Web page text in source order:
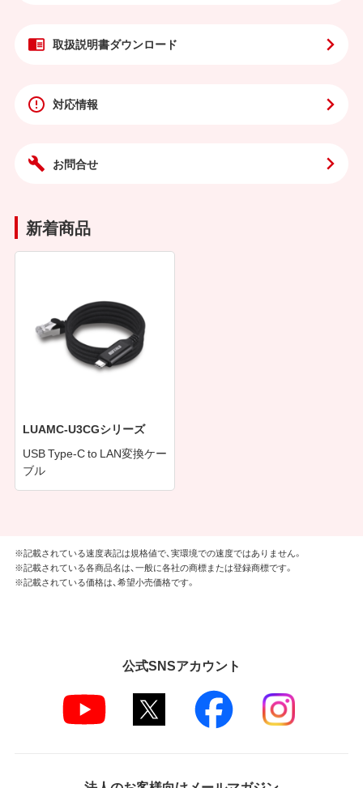
取扱説明書ダウンロード
対応情報
お問合せ
新着商品
LUAMC-U3CGシリーズ
USB Type-C to LAN変換ケー
ブル
※記載されている速度表記は規格値で、実環境での速度ではありません。
※記載されている各商品名は、一般に各社の商標または登録商標です。
※記載されている価格は、希望小売価格です。
公式SNSアカウント